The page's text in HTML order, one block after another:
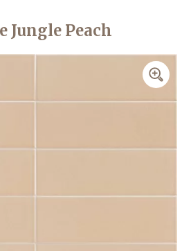
Jungle Peach